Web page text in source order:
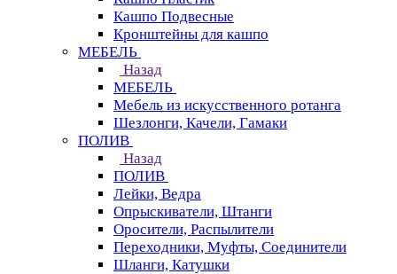
Кашпо Подвесные
Кронштейны для кашпо
МЕБЕЛЬ
Назад
МЕБЕЛЬ
Мебель из искусственного ротанга
Шезлонги, Качели, Гамаки
ПОЛИВ
Назад
ПОЛИВ
Лейки, Ведра
Опрыскиватели, Штанги
Оросители, Распылители
Переходники, Муфты, Соединители
Шланги, Катушки